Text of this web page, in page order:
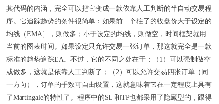
其代码的内涵，完全可以把它变成一款依靠人工判断的半自动交易程
序。它追踪趋势的条件很简单：如果前一个柱子的收盘价大于设定的
均线（EMA），则做多；小于设定的均线，则做空，时间框架就用
当前的图表时间。如果设定只允许交易一张订单，那这就完全是一款
标准的趋势追踪EA。不过，它的不同之处在于：（1）可以强制做空
或做多，这就是依靠人工判断了；（2）可以允许交易四张订单（同
一方向），订单的手数可自由设置，这就意味着它在一定程度上具有
了Martingale的特性了。程序中的SL 和TP也都采用了隐藏型的，跟得